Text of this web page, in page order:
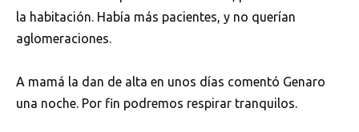
la habitación. Había más pacientes, y no querían
aglomeraciones.
A mamá la dan de alta en unos días comentó Genaro
una noche. Por fin podremos respirar tranquilos.